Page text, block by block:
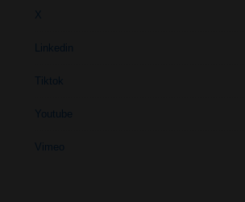
X
Linkedin
Tiktok
Youtube
Vimeo